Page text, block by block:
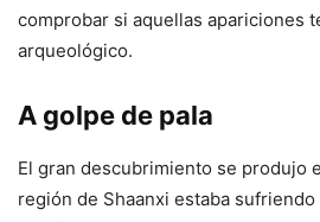
comprobar si aquellas apariciones
arqueológico.
A golpe de pala
El gran descubrimiento se produjo
región de Shaanxi estaba